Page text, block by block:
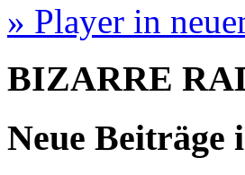
» Player in
BIZARRE
Neue Beiträge